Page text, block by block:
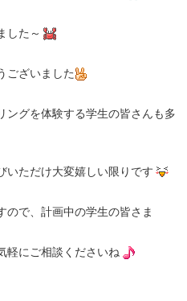
した～
ございました
ングを体験する学生の皆さんも多
いただけ大変嬉しい限りです
ので、計画中の学生の皆さま
軽にご相談くださいね